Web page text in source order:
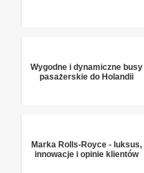
Wygodne i dynamiczne busy
pasażerskie do Holandii
Marka Rolls-Royce - luksus,
innowacje i opinie klientów